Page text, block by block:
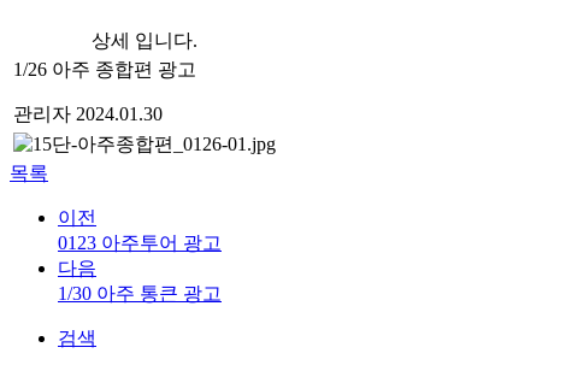
상세 입니다.
1/26 아주 종합편 광고
관리자 2024.01.30
목록
이전
0123 아주투어 광고
다음
1/30 아주 통큰 광고
검색